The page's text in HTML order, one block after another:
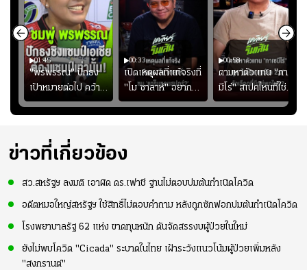
01:45
"พรพรรณ" ปักธง
เป้าหมายต่อไป คว้า
แชมป์ชิงแชมป์
เอเชีย เพื่อตั๋ว
00:33
เปิดเหตุผลที่แท้จริงที่
"โม ซาลาห์" อยาก
ย้ายซบ "แทร็บซอนส
ปอร์"
00:58
ตามหาตัวแทน "กาเซ
มีโร่" สเปคไหนที่ใช่
สำหรับแมนยูยุค
"คาร์ริค 2.0"?
ข่าวที่เกี่ยวข้อง
สว.สหรัฐฯ ลงมติ เอาผิด ดร.เฟาชี ฐานไม่ตอบปมต้นกำเนิดโควิด
อดีตหมอใหญ่สหรัฐฯ ใช้สิทธิ์ไม่ตอบคำถาม หลังถูกซักฟอกปมต้นกำเนิดโควิด
โรงพยาบาลรัฐ 62 แห่ง ขาดทุนหนัก ดันจัดสรรงบผู้ป่วยในใหม่
ยังไม่พบโควิด "Cicada" ระบาดในไทย เฝ้าระวังแนวโน้มผู้ป่วยเพิ่มหลัง
"สงกรานต์"